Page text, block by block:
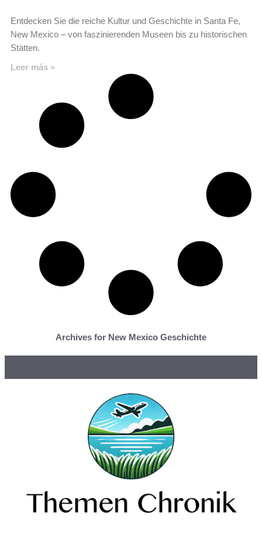
Entdecken Sie die reiche Kultur und Geschichte in Santa Fe,
New Mexico – von faszinierenden Museen bis zu historischen
Stätten.
Leer más »
Archives for New Mexico Geschichte